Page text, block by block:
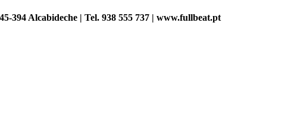
394 Alcabideche | Tel. 938 555 737 | www.fullbeat.pt